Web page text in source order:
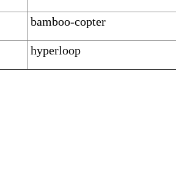
bamboo-copter
hyperloop